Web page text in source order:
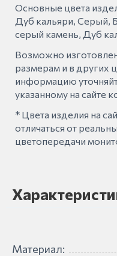
Основные цвета
Дуб кальяри, Серый,
серый камень, Дуб
Возможно
размерам и в других
информацию
указанному на сайте
* Цвета изделия на
отличаться от
цветопередачи
Материал: